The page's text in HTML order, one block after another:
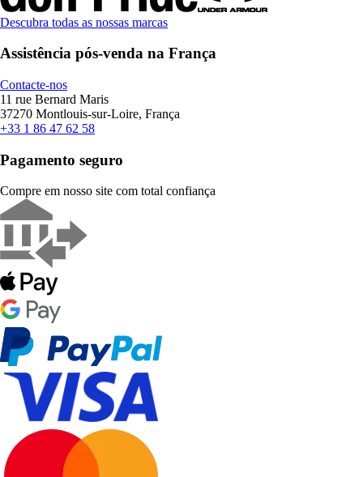
Descubra todas as nossas marcas
Assistência pós-venda na França
Contacte-nos
11 rue Bernard Maris
37270 Montlouis-sur-Loire, França
+33 1 86 47 62 58
Pagamento seguro
Compre em nosso site com total confiança